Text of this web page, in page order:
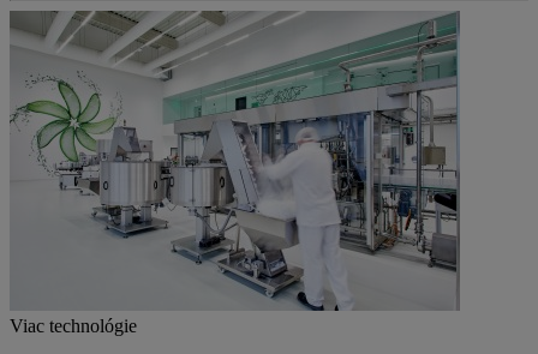
Viac technológie